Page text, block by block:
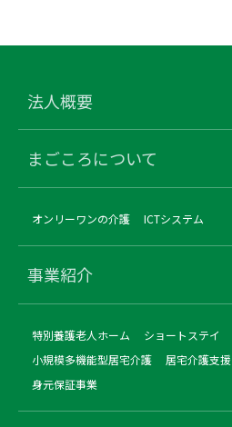
法人概要
まごころについて
オンリーワンの介護 ICTシステム
事業紹介
特別養護老人ホーム ショートステイ
小規模多機能型居宅介護
居宅介護支援
身元保証事業